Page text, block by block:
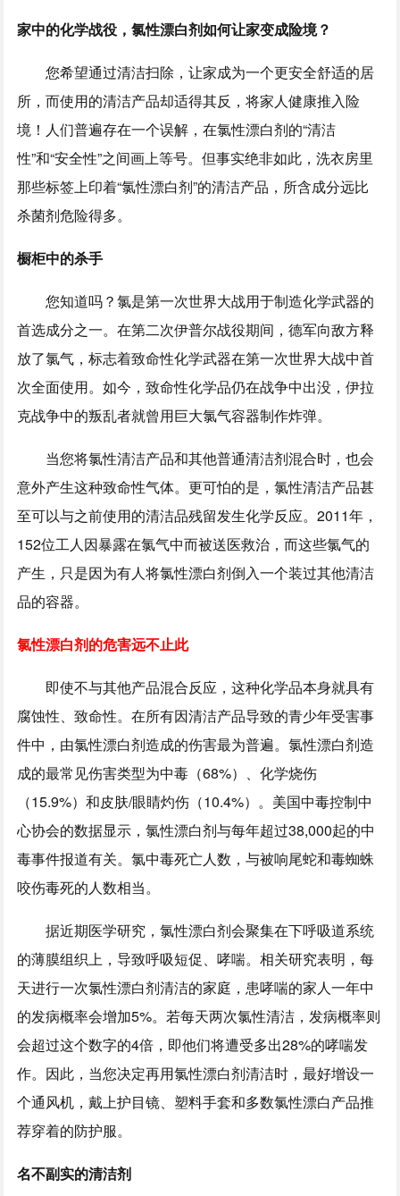
家中的化学战役，氯性漂白剂如何让家变成险境？
您希望通过清洁扫除，让家成为一个更安全舒适的居
所，而使用的清洁产品却适得其反，将家人健康推入险
境！人们普遍存在一个误解，在氯性漂白剂的“清洁
性”和“安全性”之间画上等号。但事实绝非如此，洗衣房里
那些标签上印着“氯性漂白剂”的清洁产品，所含成分远比
杀菌剂危险得多。
橱柜中的杀手
您知道吗？氯是第一次世界大战用于制造化学武器的
首选成分之一。在第二次伊普尔战役期间，德军向敌方释
放了氯气，标志着致命性化学武器在第一次世界大战中首
次全面使用。如今，致命性化学品仍在战争中出没，伊拉
克战争中的叛乱者就曾用巨大氯气容器制作炸弹。
当您将氯性清洁产品和其他普通清洁剂混合时，也会
意外产生这种致命性气体。更可怕的是，氯性清洁产品甚
至可以与之前使用的清洁品残留发生化学反应。2011年，
152位工人因暴露在氯气中而被送医救治，而这些氯气的
产生，只是因为有人将氯性漂白剂倒入一个装过其他清洁
品的容器。
氯性漂白剂的危害远不止此
即使不与其他产品混合反应，这种化学品本身就具有
腐蚀性、致命性。在所有因清洁产品导致的青少年受害事
件中，由氯性漂白剂造成的伤害最为普遍。氯性漂白剂造
成的最常见伤害类型为中毒（68%）、化学烧伤
（15.9%）和皮肤/眼睛灼伤（10.4%）。美国中毒控制中
心协会的数据显示，氯性漂白剂与每年超过38,000起的中
毒事件报道有关。氯中毒死亡人数，与被响尾蛇和毒蜘蛛
咬伤毒死的人数相当。
据近期医学研究，氯性漂白剂会聚集在下呼吸道系统
的薄膜组织上，导致呼吸短促、哮喘。相关研究表明，每
天进行一次氯性漂白剂清洁的家庭，患哮喘的家人一年中
的发病概率会增加5%。若每天两次氯性清洁，发病概率则
会超过这个数字的4倍，即他们将遭受多出28%的哮喘发
作。因此，当您决定再用氯性漂白剂清洁时，最好增设一
个通风机，戴上护目镜、塑料手套和多数氯性漂白产品推
荐穿着的防护服。
名不副实的清洁剂